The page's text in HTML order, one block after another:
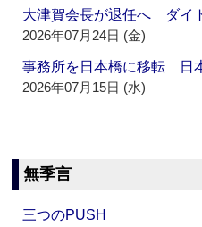
大津賀会長が退任へ ダイ
2026年07月24日 (金)
事務所を日本橋に移転 日
2026年07月15日 (水)
無季言
三つのPUSH